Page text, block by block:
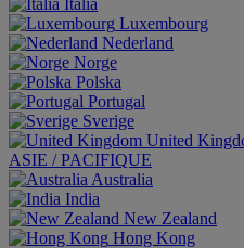
Italia
Luxembourg
Nederland
Norge
Polska
Portugal
Sverige
United
ASIE / PACIFIQUE
Australia
India
New Zealand
Hong Kong